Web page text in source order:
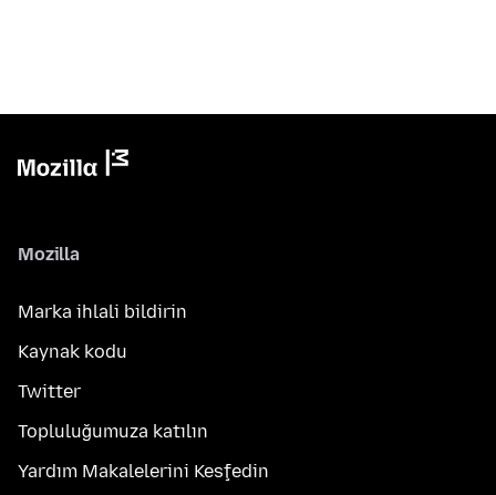
Mozilla
Marka ihlali bildirin
Kaynak kodu
Twitter
Topluluğumuza katılın
Yardım Makalelerini Keşfedin